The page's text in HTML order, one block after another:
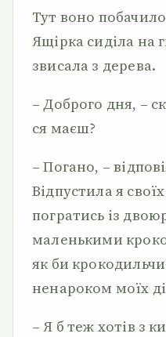
Тут воно
Ящірка сиділа на
звисала з дерева.
– Доброго дня, –
ся маєш?
– Погано, –
Відпустила я
погратись із
маленькими
як би
ненароком моїх
– Я б теж хотів з